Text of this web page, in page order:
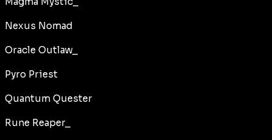
Nexus Nomad
Oracle Outlaw_
Pyro Priest
Quantum Quester
Rune Reaper_